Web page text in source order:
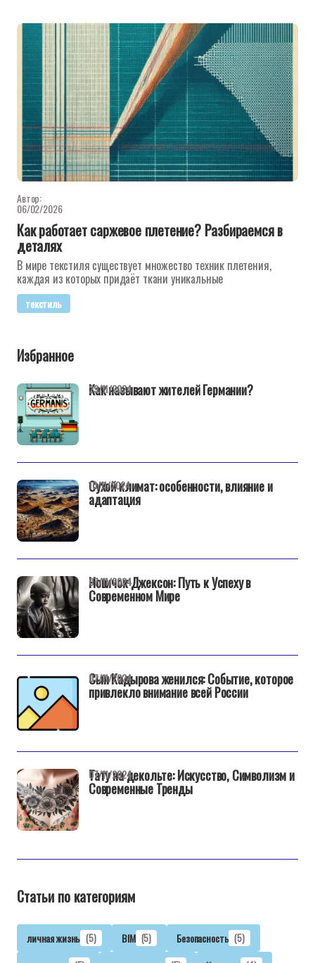
Автор:
06/02/2026
Как работает саржевое плетение? Разбираемся в
деталях
В мире текстиля существует множество техник плетения,
каждая из которых придаёт ткани уникальные
текстиль
Избранное
Как называют жителей Германии?
29/11/2024
Сухой климат: особенности, влияние и
адаптация
10/11/2024
Новичок Джексон: Путь к Успеху в
Современном Мире
07/11/2024
Сын Кадырова женился: Событие, которое
привлекло внимание всей России
07/11/2024
Тату на декольте: Искусство, Символизм и
Современные Тренды
07/11/2024
Статьи по категориям
личная жизнь (5) BIM (5) Безопасность (5)